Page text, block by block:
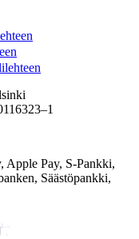
Apple Pay, S-Pankki,
Säästöpankki,